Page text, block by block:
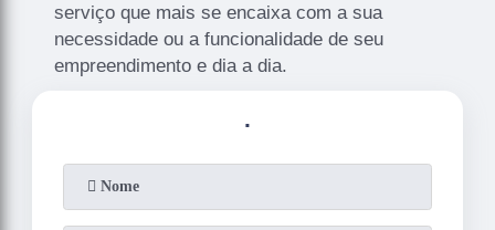
serviço que mais se encaixa com a sua
necessidade ou a funcionalidade de seu
empreendimento e dia a dia.
.